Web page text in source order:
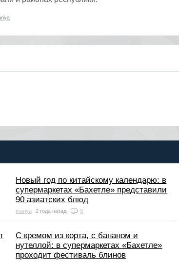
Новый год по китайскому календарю: в
супермаркетах «Бахетле» представили
90 азиатских блюд
mariya 2 года назад 0
С кремом из корта, с бананом и
нутеллой: в супермаркетах «Бахетле»
проходит фестиваль блинов